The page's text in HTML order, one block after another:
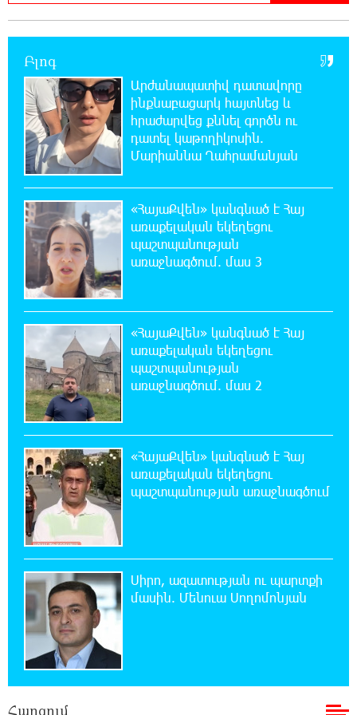
21:03:44 7-08-2026
Կաթողիկոսի նկատմամբ իրականացվող
բռնադատավարությունը միահեծան
իշխանության հետևանք է. Հանրային Դաշինք
Մեր երկրում իշխանության և ընդդիմության
անվերջանալի պայքարում տուժում է միայն
ու միայն ՀՀ քաղաքացին. Աննա Կոստանյան
20:49:35 7-08-2026
Փրկարարները հայտանաբերել են մոլորված
զբոսաշրջիկներին
20:39:24 7-08-2026
ԼՀԿ-ն պահանջում է դադարեցնել Գարեգին
Բ-ի և եպիսկոպոսների դեմ քրեական
հետապնդումը
Սարյան փողոցի բնակարաններից մեկում
պայթյունի հետևանքով 55-ամյա
տղամարդը այրվածքներով տեղափոխվել է
«Այրվածքաբանության ազգային կենտրոն»
Սլովակիայի արևելքում արտակարգ
դրություն է հայտարարվել շոգի ալիքների
պատճառով
19:53:41 7-08-2026
Երթևեկության կազմակերպման
Բլոգ
Արժանապատիվ դատավորը
ինքնաբացարկ հայտնեց և
հրաժարվեց քննել գործն ու
դատել կաթողիկոսին.
Մարիաննա Ղահրամանյան
«ՀայաՔվեն» կանգնած է Հայ
առաքելական եկեղեցու
պաշտպանության
առաջնագծում. մաս 3
«ՀայաՔվեն» կանգնած է Հայ
առաքելական եկեղեցու
պաշտպանության
առաջնագծում. մաս 2
«ՀայաՔվեն» կանգնած է Հայ
առաքելական եկեղեցու
պաշտպանության առաջնագծում
Սիրո, ազատության ու պարտքի
մասին. Մենուա Սողոմոնյան
Հարցում